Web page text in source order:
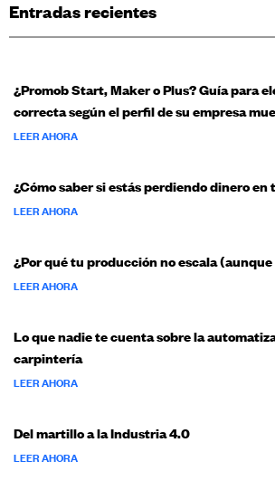
Entradas recientes
¿Promob Start, Maker o Plus? Guía para
correcta según el perfil de su empresa
LEER AHORA
¿Cómo saber si estás perdiendo dinero
LEER AHORA
¿Por qué tu producción no escala
LEER AHORA
Lo que nadie te cuenta sobre la
carpintería
LEER AHORA
Del martillo a la Industria 4.0
LEER AHORA